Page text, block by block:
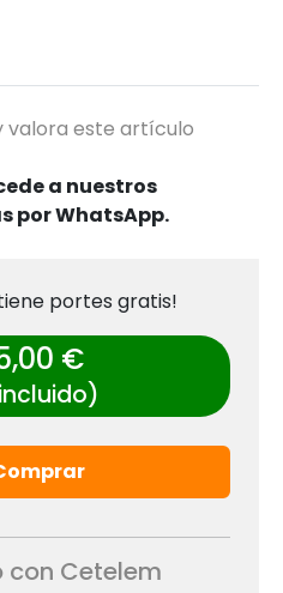
valora este artículo
a nuestros
por WhatsApp.
portes gratis!
€
con Cetelem